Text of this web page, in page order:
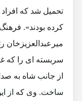
تحمیل شد که
کرده بودند».
سربسته ای را که
از جانب شاه به
ساخت. وی که از